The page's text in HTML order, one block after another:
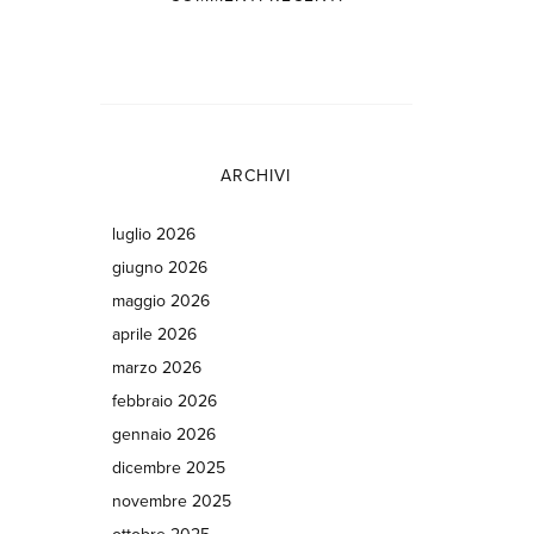
ARCHIVI
luglio 2026
giugno 2026
maggio 2026
aprile 2026
marzo 2026
febbraio 2026
gennaio 2026
dicembre 2025
novembre 2025